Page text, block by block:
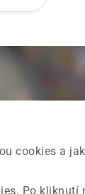
cookies a
Po kliknutí